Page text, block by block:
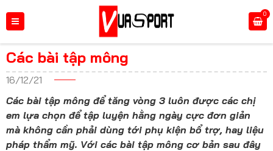
0
Các bài tập mông
16/12/21
Các bài tập mông để tăng vòng 3 luôn được các chị
em lựa chọn để tập luyện hằng ngày cực đơn giản
mà không cần phải dùng tới phụ kiện bổ trợ, hay liệu
pháp thẩm mỹ. Với các bài tập mông cơ bản sau đây